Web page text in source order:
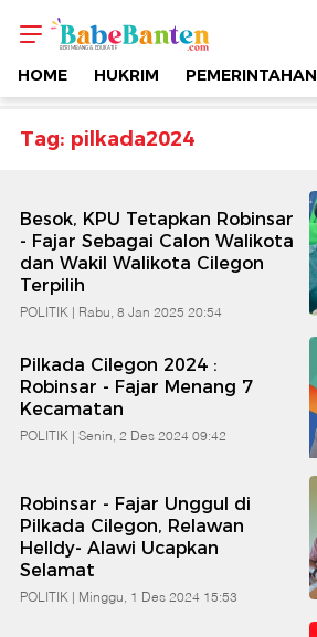
Topik
-
Pilkada2024
Berimbang
&
Edukatif
Babe
Banten
HOME HUKRIM PEMERINTAHAN
Tag: pilkada2024
Besok, KPU Tetapkan Robinsar
- Fajar Sebagai Calon Walikota
dan Wakil Walikota Cilegon
Terpilih
POLITIK | Rabu, 8 Jan 2025 20:54
Pilkada Cilegon 2024 :
Robinsar - Fajar Menang 7
Kecamatan
POLITIK | Senin, 2 Des 2024 09:42
Robinsar - Fajar Unggul di
Pilkada Cilegon, Relawan
Helldy- Alawi Ucapkan
Selamat
POLITIK | Minggu, 1 Des 2024 15:53